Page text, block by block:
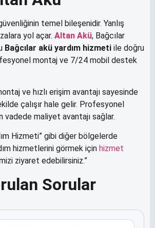
temel bileşenidir. Yanlış
yol açar. Altan Akü, Bağcılar
Bağcılar akü yardım hizmeti ile doğru
montaj ve 7/24 mobil destek
ve hızlı erişim avantajı sayesinde
çalışır hale gelir. Profesyonel
vadede maliyet avantajı sağlar.
Hizmeti” gibi diğer bölgelerde
hizmetlerini görmek için hizmet
ziyaret edebilirsiniz.”
Sorular